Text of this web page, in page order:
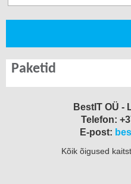
Paketid
BestIT OÜ -
Telefon:
E-post:
Kõik õigused